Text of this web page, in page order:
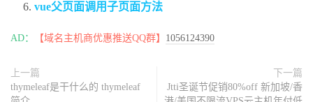
vue父页面调用子页面方法
AD： 【域名主机商优惠推送QQ群】 1056124390
上一篇
thymeleaf是干什么的 thymeleaf
下一篇
Jtti圣诞节促销80%off 新加坡/香